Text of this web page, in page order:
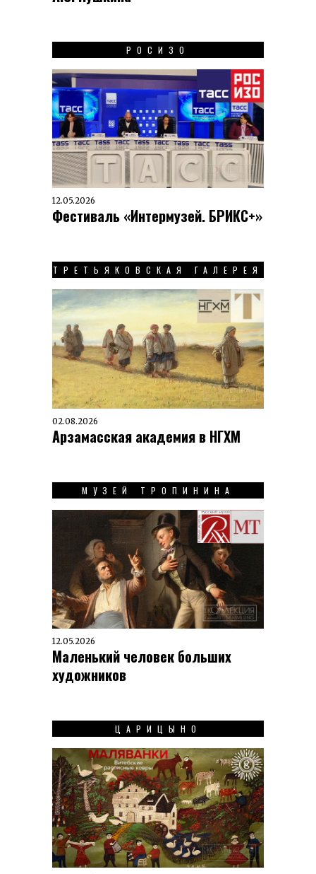
РОСИЗО
12.05.2026
Фестиваль «Интермузей. БРИКС+»
ТРЕТЬЯКОВСКАЯ ГАЛЕРЕЯ
02.08.2026
Арзамасская академия в НГХМ
МУЗЕЙ ТРОПИНИНА
12.05.2026
Маленький человек больших
художников
ЦАРИЦЫНО